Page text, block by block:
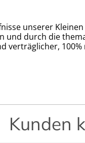
unserer
durch die
verträglicher,
Kunden